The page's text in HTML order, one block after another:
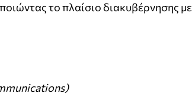
το πλαίσιο διακυβέρνησης με